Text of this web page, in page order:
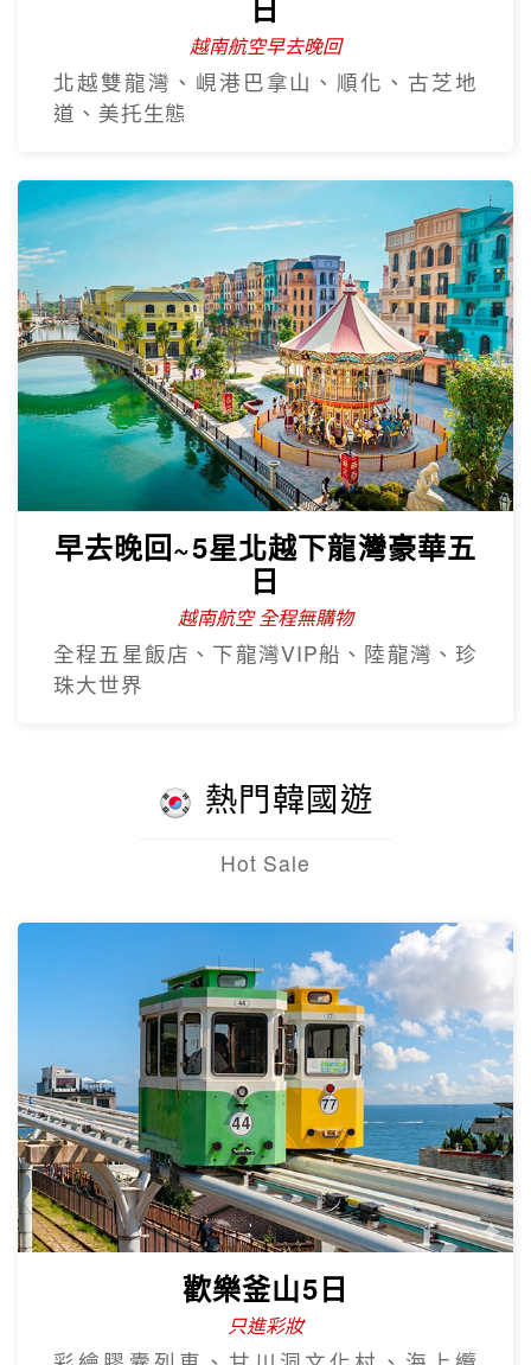
越南全覽~北越.中越.南越全覽9
日
越南航空早去晚回
北越雙龍灣、峴港巴拿山、順化、古芝地
道、美托生態
早去晚回~5星北越下龍灣豪華五
日
越南航空 全程無購物
全程五星飯店、下龍灣VIP船、陸龍灣、珍
熱門韓國遊
Hot Sale